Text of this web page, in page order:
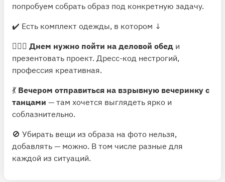
попробуем собрать образ под конкретную задачу.
✔️ Есть комплект одежды, в котором ↓
🙋🏻‍♀️ Днем нужно пойти на деловой обед и
презентовать проект. Дресс-код нестрогий,
профессия креативная.
💃 Вечером отправиться на взрывную вечеринку с
танцами — там хочется выглядеть ярко и
соблазнительно.
🚫 Убирать вещи из образа на фото нельзя,
добавлять — можно. В том числе разные для
каждой из ситуаций.